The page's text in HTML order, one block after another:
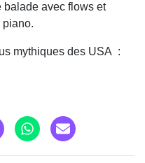
balade avec flows et
piano.
mythiques des USA :